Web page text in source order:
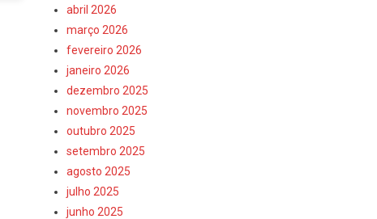
abril 2026
março 2026
fevereiro 2026
janeiro 2026
dezembro 2025
novembro 2025
outubro 2025
setembro 2025
agosto 2025
julho 2025
junho 2025